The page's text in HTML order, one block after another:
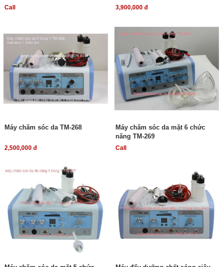
Call 3,900,000 đ
Máy chăm sóc da TM-268
2,500,000 đ
Máy chăm sóc da mặt 6 chức
năng TM-269
Call